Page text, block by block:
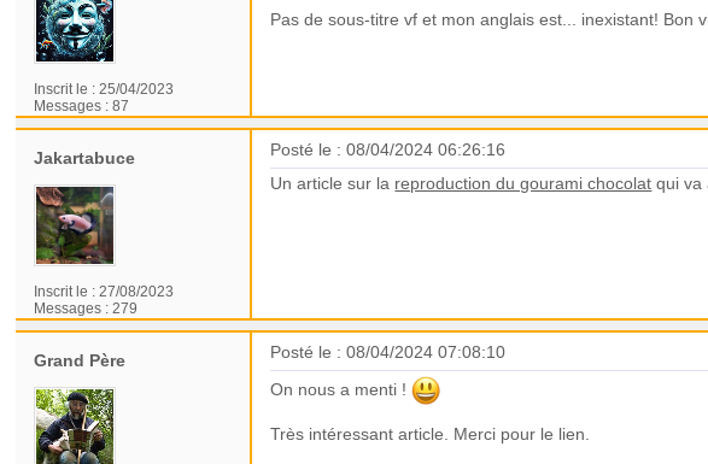
Inscrit le :25/04/2023
Messages :87
Pas de sous-titre vf et mon anglais est... inexistant! Bon
Jakartabuce
Inscrit le :27/08/2023
Messages :279
Posté le : 08/04/2024 06:26:16
Un article sur la reproduction du gourami chocolat qui va
Grand Père
Posté le : 08/04/2024 07:08:10
On nous a menti !
Très intéressant article. Merci pour le lien.